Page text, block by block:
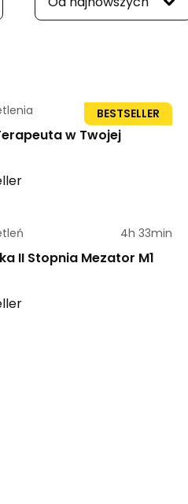
BESTSELLER
w Twojej
4h 33min
II Stopnia Mezator M1